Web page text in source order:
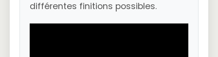
différentes finitions possibles.